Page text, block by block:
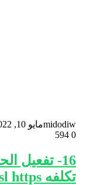
midodiwمايو 10, 2022
0
16- تفعيل
تكلفه ssl https